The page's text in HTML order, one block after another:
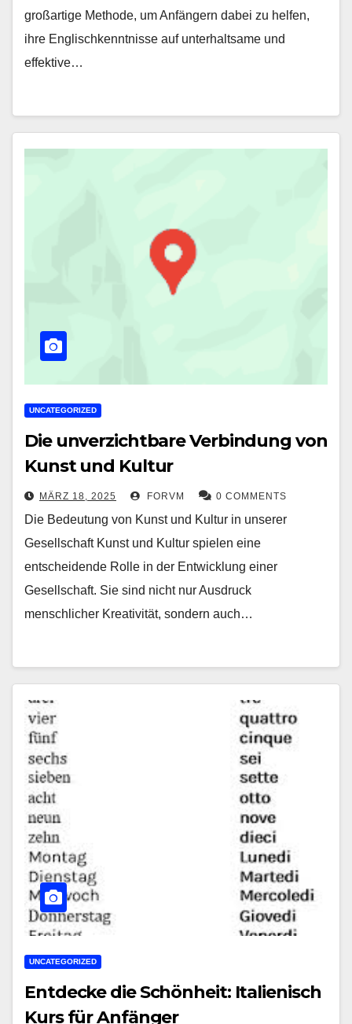
großartige Methode, um Anfängern dabei zu helfen,
ihre Englischkenntnisse auf unterhaltsame und
effektive…
UNCATEGORIZED
Die unverzichtbare Verbindung von
Kunst und Kultur
MÄRZ 18, 2025 FORVM 0 COMMENTS
Die Bedeutung von Kunst und Kultur in unserer
Gesellschaft Kunst und Kultur spielen eine
entscheidende Rolle in der Entwicklung einer
Gesellschaft. Sie sind nicht nur Ausdruck
menschlicher Kreativität, sondern auch…
UNCATEGORIZED
Entdecke die Schönheit: Italienisch
Kurs für Anfänger